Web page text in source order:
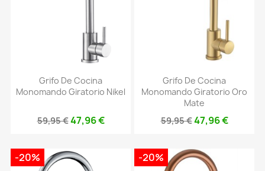
Grifo De Cocina
Monomando Giratorio Nikel
59,95 €47,96 €
Grifo De Cocina
Monomando Giratorio Oro
Mate
59,95 €47,96 €
-20% -20%